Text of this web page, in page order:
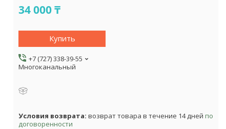
34 000 ₸
Купить
+7 (727) 338-39-55
Многоканальный
возврат товара в течение 14 дней по
договоренности